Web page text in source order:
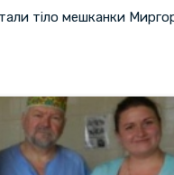
тіло мешканки